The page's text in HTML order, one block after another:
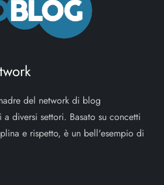
del network di blog
diversi settori. Basato su concetti
e rispetto, è un bell'esempio di